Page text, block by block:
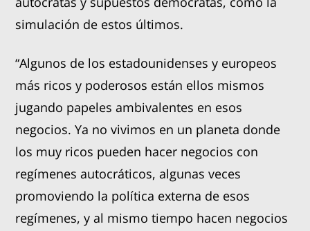
simulación de estos últimos.
“Algunos de los estadounidenses y europeos
más ricos y poderosos están ellos mismos
jugando papeles ambivalentes en esos
negocios. Ya no vivimos en un planeta donde
los muy ricos pueden hacer negocios con
regímenes autocráticos, algunas veces
promoviendo la política externa de esos
regímenes, y al mismo tiempo hacen negocios